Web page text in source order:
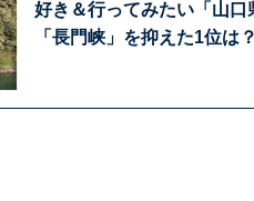
好き＆行ってみたい「山
「長門峡」を抑えた1位は